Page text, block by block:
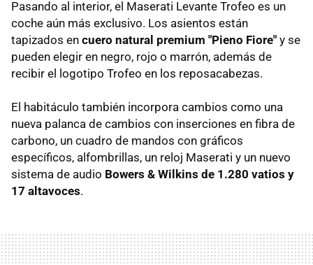
Pasando al interior, el Maserati Levante Trofeo es un
coche aún más exclusivo. Los asientos están
tapizados en cuero natural premium "Pieno Fiore" y se
pueden elegir en negro, rojo o marrón, además de
recibir el logotipo Trofeo en los reposacabezas.
El habitáculo también incorpora cambios como una
nueva palanca de cambios con inserciones en fibra de
carbono, un cuadro de mandos con gráficos
específicos, alfombrillas, un reloj Maserati y un nuevo
sistema de audio Bowers & Wilkins de 1.280 vatios y
17 altavoces.